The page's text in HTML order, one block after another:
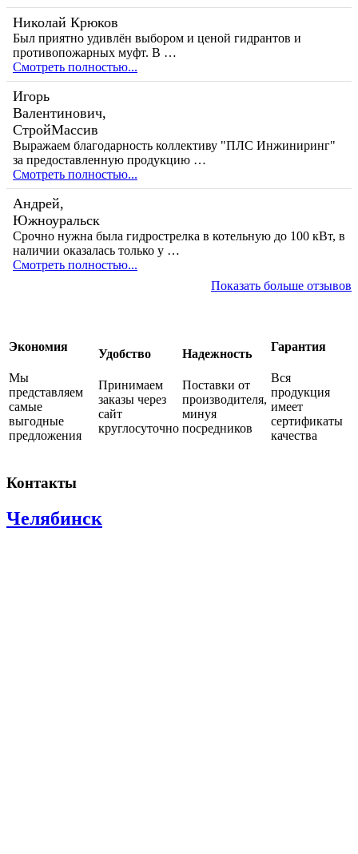
Николай Крюков
Был приятно удивлён выбором и ценой гидрантов и
противопожарных муфт. В …
Смотреть полностью...
Игорь
Валентинович,
СтройМассив
Выражаем благодарность коллективу "ПЛС Инжиниринг"
за предоставленную продукцию …
Смотреть полностью...
Андрей,
Южноуральск
Срочно нужна была гидрострелка в котельную до 100 кВт, в
наличии оказалась только у …
Смотреть полностью...
Показать больше отзывов
Экономия
Мы
представляем
самые
выгодные
предложения
Удобство
Принимаем
заказы через
сайт
круглосуточно
Надежность
Поставки от
производителя,
минуя
посредников
Гарантия
Вся
продукция
имеет
сертификаты
качества
Контакты
Челябинск